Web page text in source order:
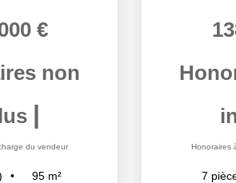
€
non
|
du vendeur
95 m²
Honoraires
7